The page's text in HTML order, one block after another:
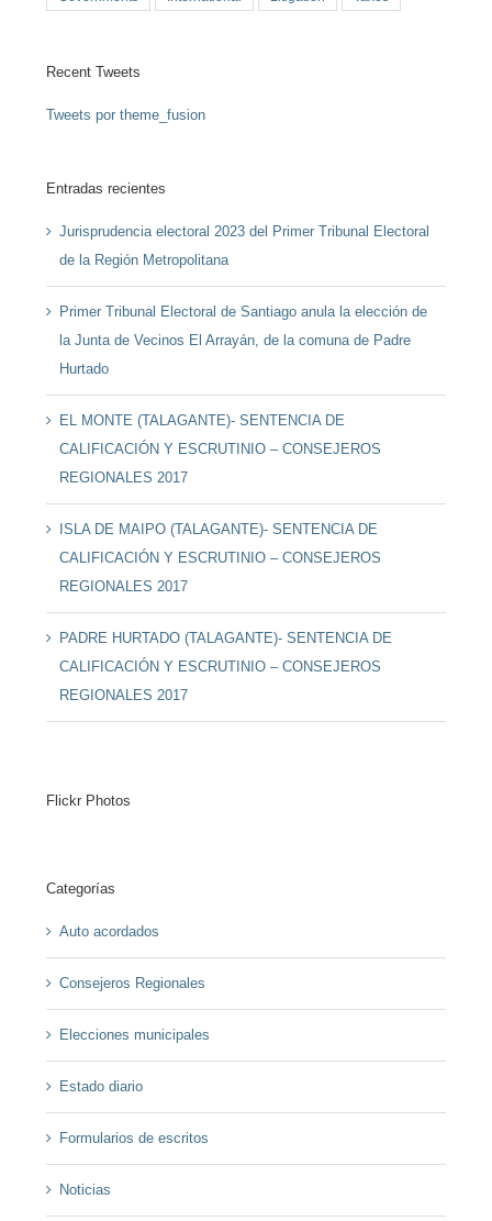
Recent Tweets
Tweets por theme_fusion
Entradas recientes
Jurisprudencia electoral 2023 del Primer Tribunal Electoral
de la Región Metropolitana
Primer Tribunal Electoral de Santiago anula la elección de
la Junta de Vecinos El Arrayán, de la comuna de Padre
Hurtado
EL MONTE (TALAGANTE)- SENTENCIA DE
CALIFICACIÓN Y ESCRUTINIO – CONSEJEROS
REGIONALES 2017
ISLA DE MAIPO (TALAGANTE)- SENTENCIA DE
CALIFICACIÓN Y ESCRUTINIO – CONSEJEROS
REGIONALES 2017
PADRE HURTADO (TALAGANTE)- SENTENCIA DE
CALIFICACIÓN Y ESCRUTINIO – CONSEJEROS
REGIONALES 2017
Flickr Photos
Categorías
Auto acordados
Consejeros Regionales
Elecciones municipales
Estado diario
Formularios de escritos
Noticias